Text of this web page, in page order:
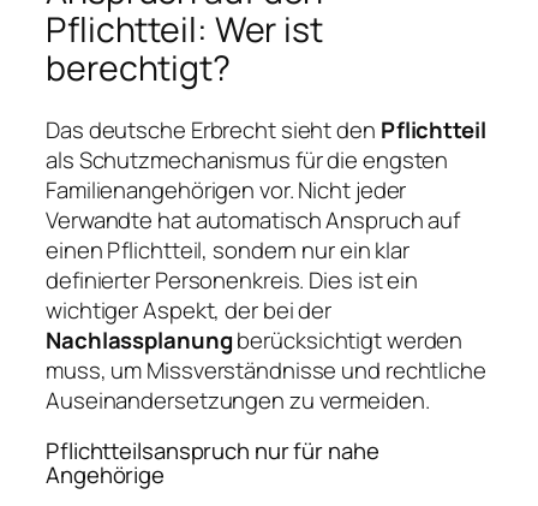
Pflichtteil: Wer ist
berechtigt?
Das deutsche Erbrecht sieht den Pflichtteil
als Schutzmechanismus für die engsten
Familienangehörigen vor. Nicht jeder
Verwandte hat automatisch Anspruch auf
einen Pflichtteil, sondern nur ein klar
definierter Personenkreis. Dies ist ein
wichtiger Aspekt, der bei der
Nachlassplanungberücksichtigt werden
muss, um Missverständnisse und rechtliche
Auseinandersetzungen zu vermeiden.
Pflichtteilsanspruch nur für nahe
Angehörige